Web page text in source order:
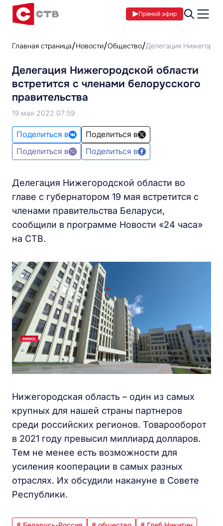
Прямой эфир
Главная страница Новости Общество Делегация
Делегация Нижегородской области
встретится с членами белорусского
правительства
19 мая 2022 07:59
Поделиться в
Поделиться в
Поделиться в
Поделиться в
Делегация Нижегородской области во
главе с губернатором 19 мая встретится с
членами правительства Беларуси,
сообщили в программе Новости «24 часа»
на СТВ.
Нижегородская область – один из самых
крупных для нашей страны партнеров
среди российских регионов. Товарооборот
в 2021 году превысил миллиард долларов.
Тем не менее есть возможности для
усиления кооперации в самых разных
отраслях. Их обсудили накануне в Совете
Республики.